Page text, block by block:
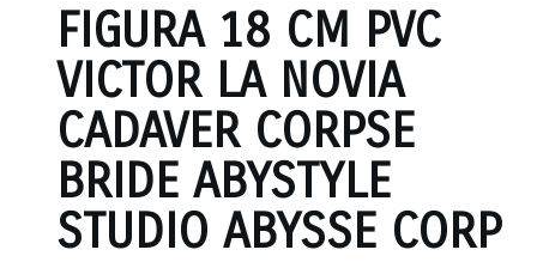
FIGURA 18 CM PVC
VICTOR LA NOVIA
CADAVER CORPSE
BRIDE ABYSTYLE
STUDIO ABYSSE CORP